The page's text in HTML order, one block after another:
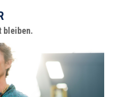
bleiben.